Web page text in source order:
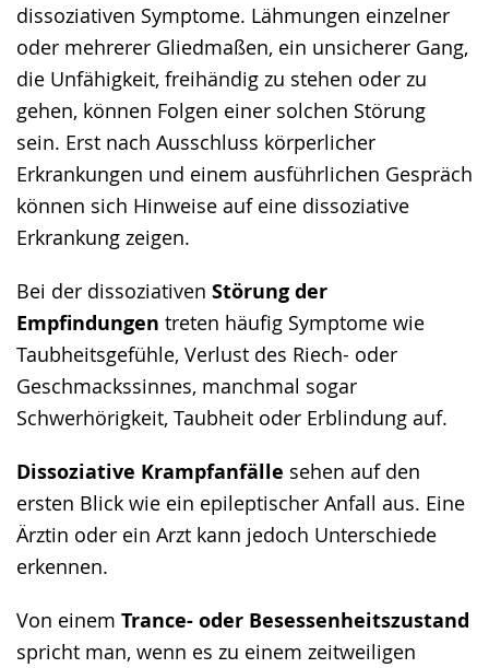
dissoziativen Symptome. Lähmungen einzelner
oder mehrerer Gliedmaßen, ein unsicherer Gang,
die Unfähigkeit, freihändig zu stehen oder zu
gehen, können Folgen einer solchen Störung
sein. Erst nach Ausschluss körperlicher
Erkrankungen und einem ausführlichen Gespräch
können sich Hinweise auf eine dissoziative
Erkrankung zeigen.
Bei der dissoziativen Störung der
Empfindungen treten häufig Symptome wie
Taubheitsgefühle, Verlust des Riech- oder
Geschmackssinnes, manchmal sogar
Schwerhörigkeit, Taubheit oder Erblindung auf.
Dissoziative Krampfanfälle sehen auf den
ersten Blick wie ein epileptischer Anfall aus. Eine
Ärztin oder ein Arzt kann jedoch Unterschiede
erkennen.
Von einem Trance- oder Besessenheitszustand
spricht man, wenn es zu einem zeitweiligen